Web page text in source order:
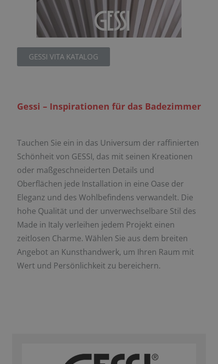
GESSI VITA KATALOG
Gessi – Inspirationen für das Badezimmer
Tauchen Sie ein in das Universum der raffinierten
Schönheit von GESSI, das mit seinen Kreationen
oder maßgeschneiderten Details und
Oberflächen jede Installation in eine Oase der
Eleganz und des Wohlbefindens verwandelt. Die
hohe Qualität und der unverwechselbare Stil des
Made in Italy verleihen jedem Projekt einen
zeitlosen Charme. Wählen Sie aus dem breiten
Angebot an Kunsthandwerk, um Ihren Raum mit
Wert und Persönlichkeit zu bereichern.